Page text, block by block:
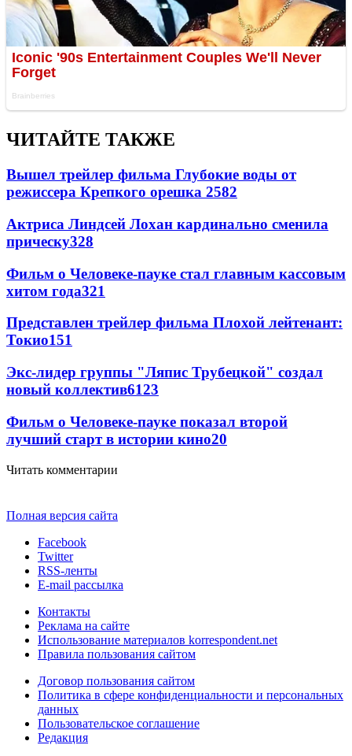
ЧИТАЙТЕ ТАКЖЕ
Вышел трейлер фильма Глубокие воды от
режиссера Крепкого орешка 2582
Актриса Линдсей Лохан кардинально сменила
прическу328
Фильм о Человеке-пауке стал главным кассовым
хитом года321
Представлен трейлер фильма Плохой лейтенант:
Токио151
Экс-лидер группы "Ляпис Трубецкой" создал
новый коллектив6123
Фильм о Человеке-пауке показал второй
лучший старт в истории кино20
Читать комментарии
Полная версия сайта
Facebook
Twitter
RSS-ленты
E-mail рассылка
Контакты
Реклама на сайте
Использование материалов korrespondent.net
Правила пользования сайтом
Договор пользования сайтом
Политика в сфере конфиденциальности и персональных
данных
Пользовательское соглашение
Редакция